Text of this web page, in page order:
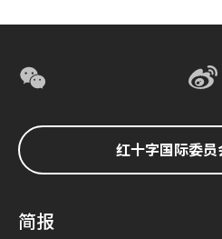
红十字国际委
简报